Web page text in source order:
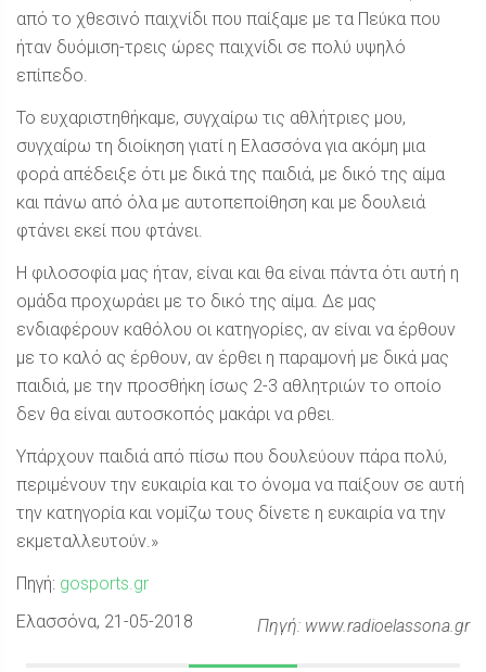
από το χθεσινό παιχνίδι που παίξαμε με τα Πεύκα που
ήταν δυόμιση-τρεις ώρες παιχνίδι σε πολύ υψηλό
επίπεδο.
Το ευχαριστηθήκαμε, συγχαίρω τις αθλήτριες μου,
συγχαίρω τη διοίκηση γιατί η Ελασσόνα για ακόμη μια
φορά απέδειξε ότι με δικά της παιδιά, με δικό της αίμα
και πάνω από όλα με αυτοπεποίθηση και με δουλειά
φτάνει εκεί που φτάνει.
Η φιλοσοφία μας ήταν, είναι και θα είναι πάντα ότι αυτή η
ομάδα προχωράει με το δικό της αίμα. Δε μας
ενδιαφέρουν καθόλου οι κατηγορίες, αν είναι να έρθουν
με το καλό ας έρθουν, αν έρθει η παραμονή με δικά μας
παιδιά, με την προσθήκη ίσως 2-3 αθλητριών το οποίο
δεν θα είναι αυτοσκοπός μακάρι να ρθει.
Υπάρχουν παιδιά από πίσω που δουλεύουν πάρα πολύ,
περιμένουν την ευκαιρία και το όνομα να παίξουν σε αυτή
την κατηγορία και νομίζω τους δίνετε η ευκαιρία να την
εκμεταλλευτούν.»
Πηγή: gosports.gr
Πηγή: www.radioelassona.gr
Ελασσόνα, 21-05-2018